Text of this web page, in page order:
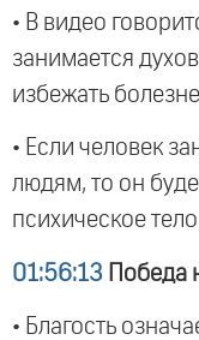
• В видео
занимается
избежать
• Если человек
людям, то он
психическое
01:56:13 Победа
• Благость